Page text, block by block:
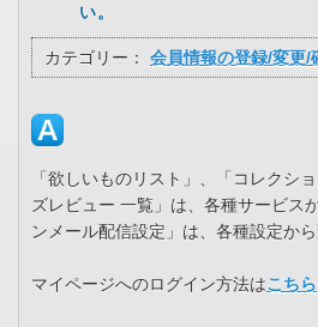
い。
カテゴリー： 会員情報の登録/変更/
「欲しいものリスト」、「コレクシ
ズレビュー 一覧」は、各種サービス
ンメール配信設定」は、各種設定から
マイページへのログイン方法はこちら